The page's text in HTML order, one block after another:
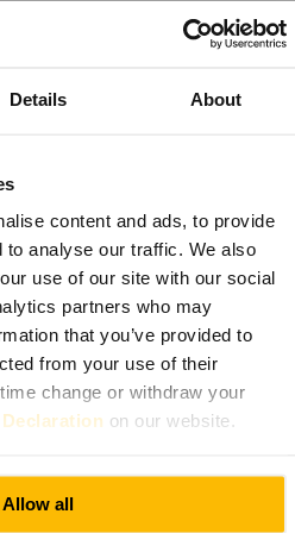
Details About
content and ads, to provide
to analyse our traffic. We also
use of our site with our social
partners who may
that you’ve provided to
from your use of their
change or withdraw your
on our website.
Allow all
ممرات واسعة ومباني شاهقة مع
كافيهات سريعة إلى مطاعم رسمية،
أيام الأسبوع، وأنشطة ضوئية وتجارية في مواسم محددة.
ابدأ الصباح إذا رغبت بجولة
الموظفين المحليين. ارتدِ أحذية
كنت مقصداً للمساء، احجز طاولة